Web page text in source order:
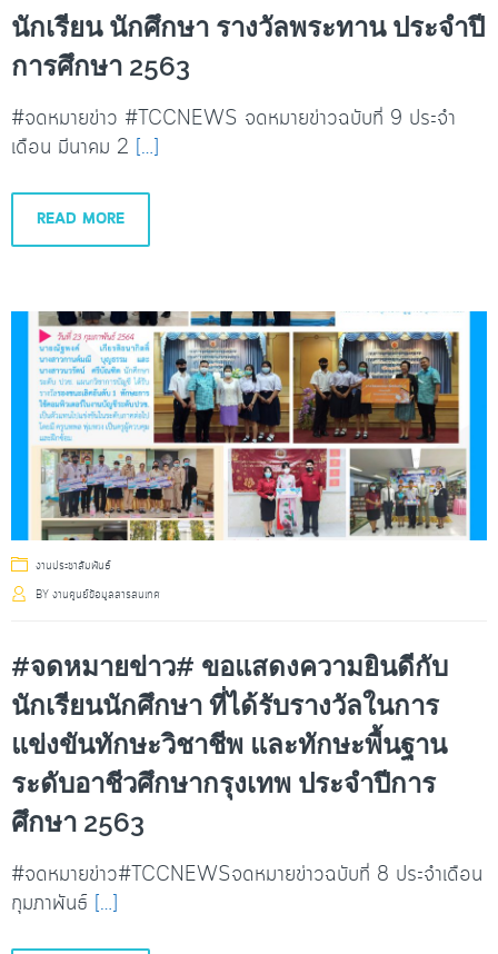
นักเรียน นักศึกษา รางวัลพระทาน ประจำปี
การศึกษา 2563
#จดหมายข่าว #TCCNEWS จดหมายข่าวฉบับที่ 9 ประจำ
เดือน มีนาคม 2 […]
READ MORE
งานประชาสัมพันธ์
BY งานศูนย์ข้อมูลสารสนเทศ
#จดหมายข่าว# ขอแสดงความยินดีกับ
นักเรียนนักศึกษา ที่ได้รับรางวัลในการ
แข่งขันทักษะวิชาชีพ และทักษะพื้นฐาน
ระดับอาชีวศึกษากรุงเทพ ประจำปีการ
ศึกษา 2563
#จดหมายข่าว#TCCNEWSจดหมายข่าวฉบับที่ 8 ประจำเดือน
กุมภาพันธ์ […]